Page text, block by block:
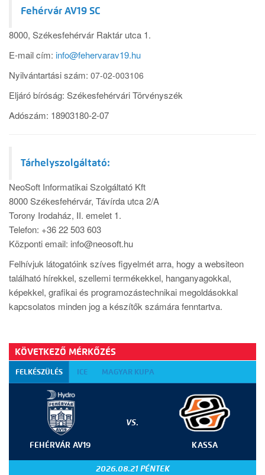
Fehérvár AV19 SC
8000, Székesfehérvár Raktár utca 1.
E-mail cím: info@fehervarav19.hu
Nyilvántartási szám: 07-02-003106
Eljáró bíróság: Székesfehérvári Törvényszék
Adószám: 18903180-2-07
Tárhelyszolgáltató:
NeoSoft Informatikai Szolgáltató Kft
8000 Székesfehérvár, Távírda utca 2/A
Torony Irodaház, II. emelet 1.
Telefon: +36 22 503 603
Központi email: info@neosoft.hu
Felhívjuk látogatóink szíves figyelmét arra, hogy a websiteon
található hírekkel, szellemi termékekkel, hanganyagokkal,
képekkel, grafikai és programozástechnikai megoldásokkal
kapcsolatos minden jog a készítők számára fenntartva.
KÖVETKEZŐ MÉRKŐZÉS
FELKÉSZÜLÉS ICE MAGYAR KUPA
FEHÉRVÁR AV19
VS.
KASSA
2026.08.21 PÉNTEK